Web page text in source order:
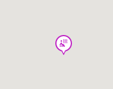
wellness